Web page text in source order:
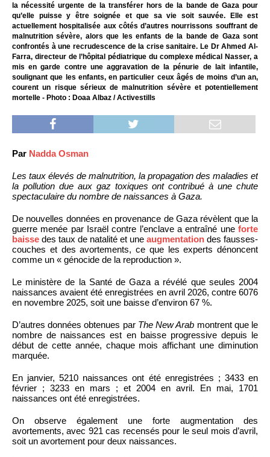
la nécessité urgente de la transférer hors de la bande de Gaza pour
qu’elle puisse y être soignée et que sa vie soit sauvée. Elle est
actuellement hospitalisée aux côtés d’autres nourrissons souffrant de
malnutrition sévère, alors que les enfants de la bande de Gaza sont
confrontés à une recrudescence de la crise sanitaire. Le Dr Ahmed Al-
Farra, directeur de l’hôpital pédiatrique du complexe médical Nasser, a
mis en garde contre une aggravation de la pénurie de lait infantile,
soulignant que les enfants, en particulier ceux âgés de moins d’un an,
courent un risque sérieux de malnutrition sévère et potentiellement
mortelle - Photo : Doaa Albaz / Activestills
Par Nadda Osman
Les taux élevés de malnutrition, la propagation des maladies et
la pollution due aux gaz toxiques ont contribué à une chute
spectaculaire du nombre de naissances à Gaza.
De nouvelles données en provenance de Gaza révèlent que la
guerre menée par Israël contre l’enclave a entraîné une forte
baisse des taux de natalité et une augmentation des fausses-
couches et des avortements, ce que les experts dénoncent
comme un « génocide de la reproduction ».
Le ministère de la Santé de Gaza a révélé que seules 2004
naissances avaient été enregistrées en avril 2026, contre 6076
en novembre 2025, soit une baisse d’environ 67 %.
D’autres données obtenues par The New Arab montrent que le
nombre de naissances est en baisse progressive depuis le
début de cette année, chaque mois affichant une diminution
marquée.
En janvier, 5210 naissances ont été enregistrées ; 3433 en
février ; 3233 en mars ; et 2004 en avril. En mai, 1701
naissances ont été enregistrées.
On observe également une forte augmentation des
avortements, avec 921 cas recensés pour le seul mois d’avril,
soit un avortement pour deux naissances.